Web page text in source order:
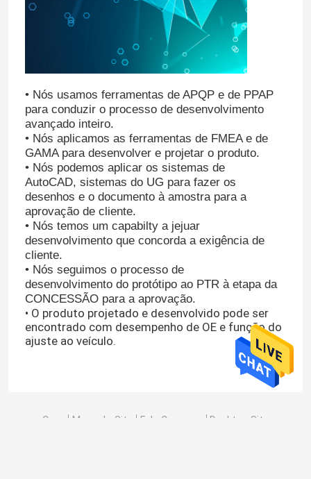
• Nós usamos ferramentas de APQP e de PPAP
para conduzir o processo de desenvolvimento
avançado inteiro.
• Nós aplicamos as ferramentas de FMEA e de
GAMA para desenvolver e projetar o produto.
• Nós podemos aplicar os sistemas de
AutoCAD, sistemas do UG para fazer os
desenhos e o documento à amostra para a
aprovação de cliente.
• Nós temos um capabilty a jejuar
desenvolvimento que concorda a exigência de
cliente.
• Nós seguimos o processo de
desenvolvimento do protótipo ao PTR à etapa da
CONCESSÃO para a aprovação.
• O produto projetado e desenvolvido pode ser
encontrado com desempenho de OE e função do
ajuste ao veículo.
Casa Mapa do Site Fale Conosco
Desktop Site